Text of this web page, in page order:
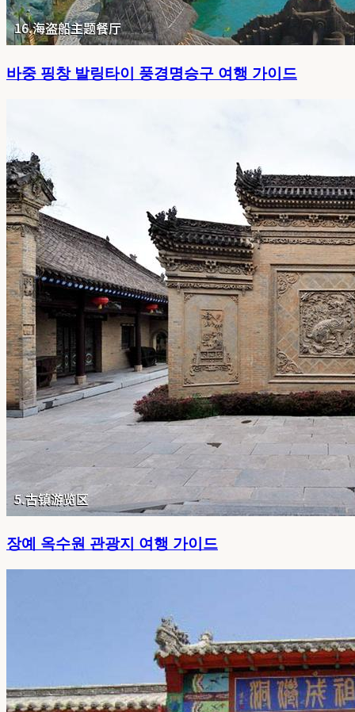
바중 핑창 발링타이 풍경명승구 여행 가이드
장예 옥수원 관광지 여행 가이드